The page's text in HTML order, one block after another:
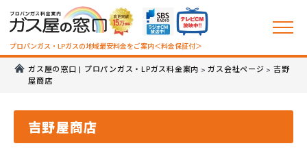
プロパンガス・LPガスの地域最安料金をご案内＜料金保証付＞
ガス屋の窓口 | プロパンガス・LPガス料金案内 >ガス会社ページ > 吉野
屋商店
吉野屋商店